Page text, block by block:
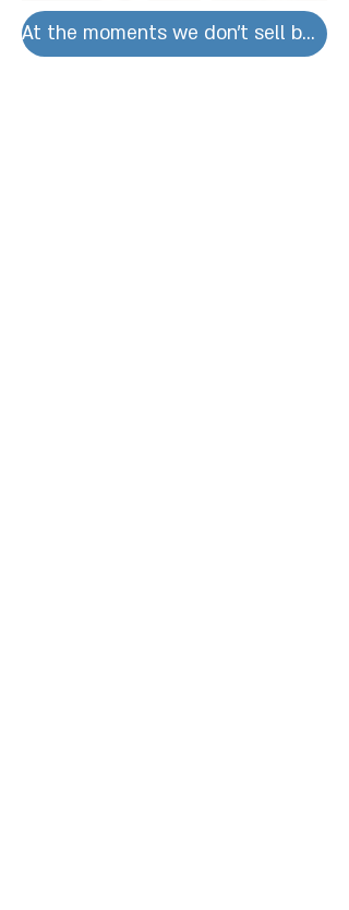
At the moments we don't sell by units for large orders please contact us.